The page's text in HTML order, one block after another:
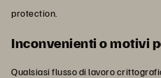
protection.
Inconvenienti o motivi
Qualsiasi flusso di lavoro